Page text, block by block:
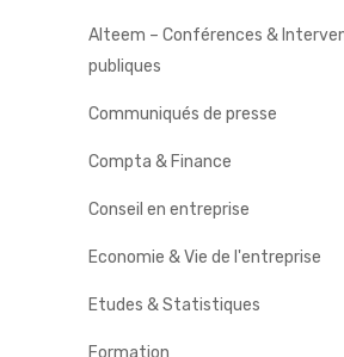
Alteem – Conférences &
publiques
Communiqués de presse
Compta & Finance
Conseil en entreprise
Economie & Vie de l'entreprise
Etudes & Statistiques